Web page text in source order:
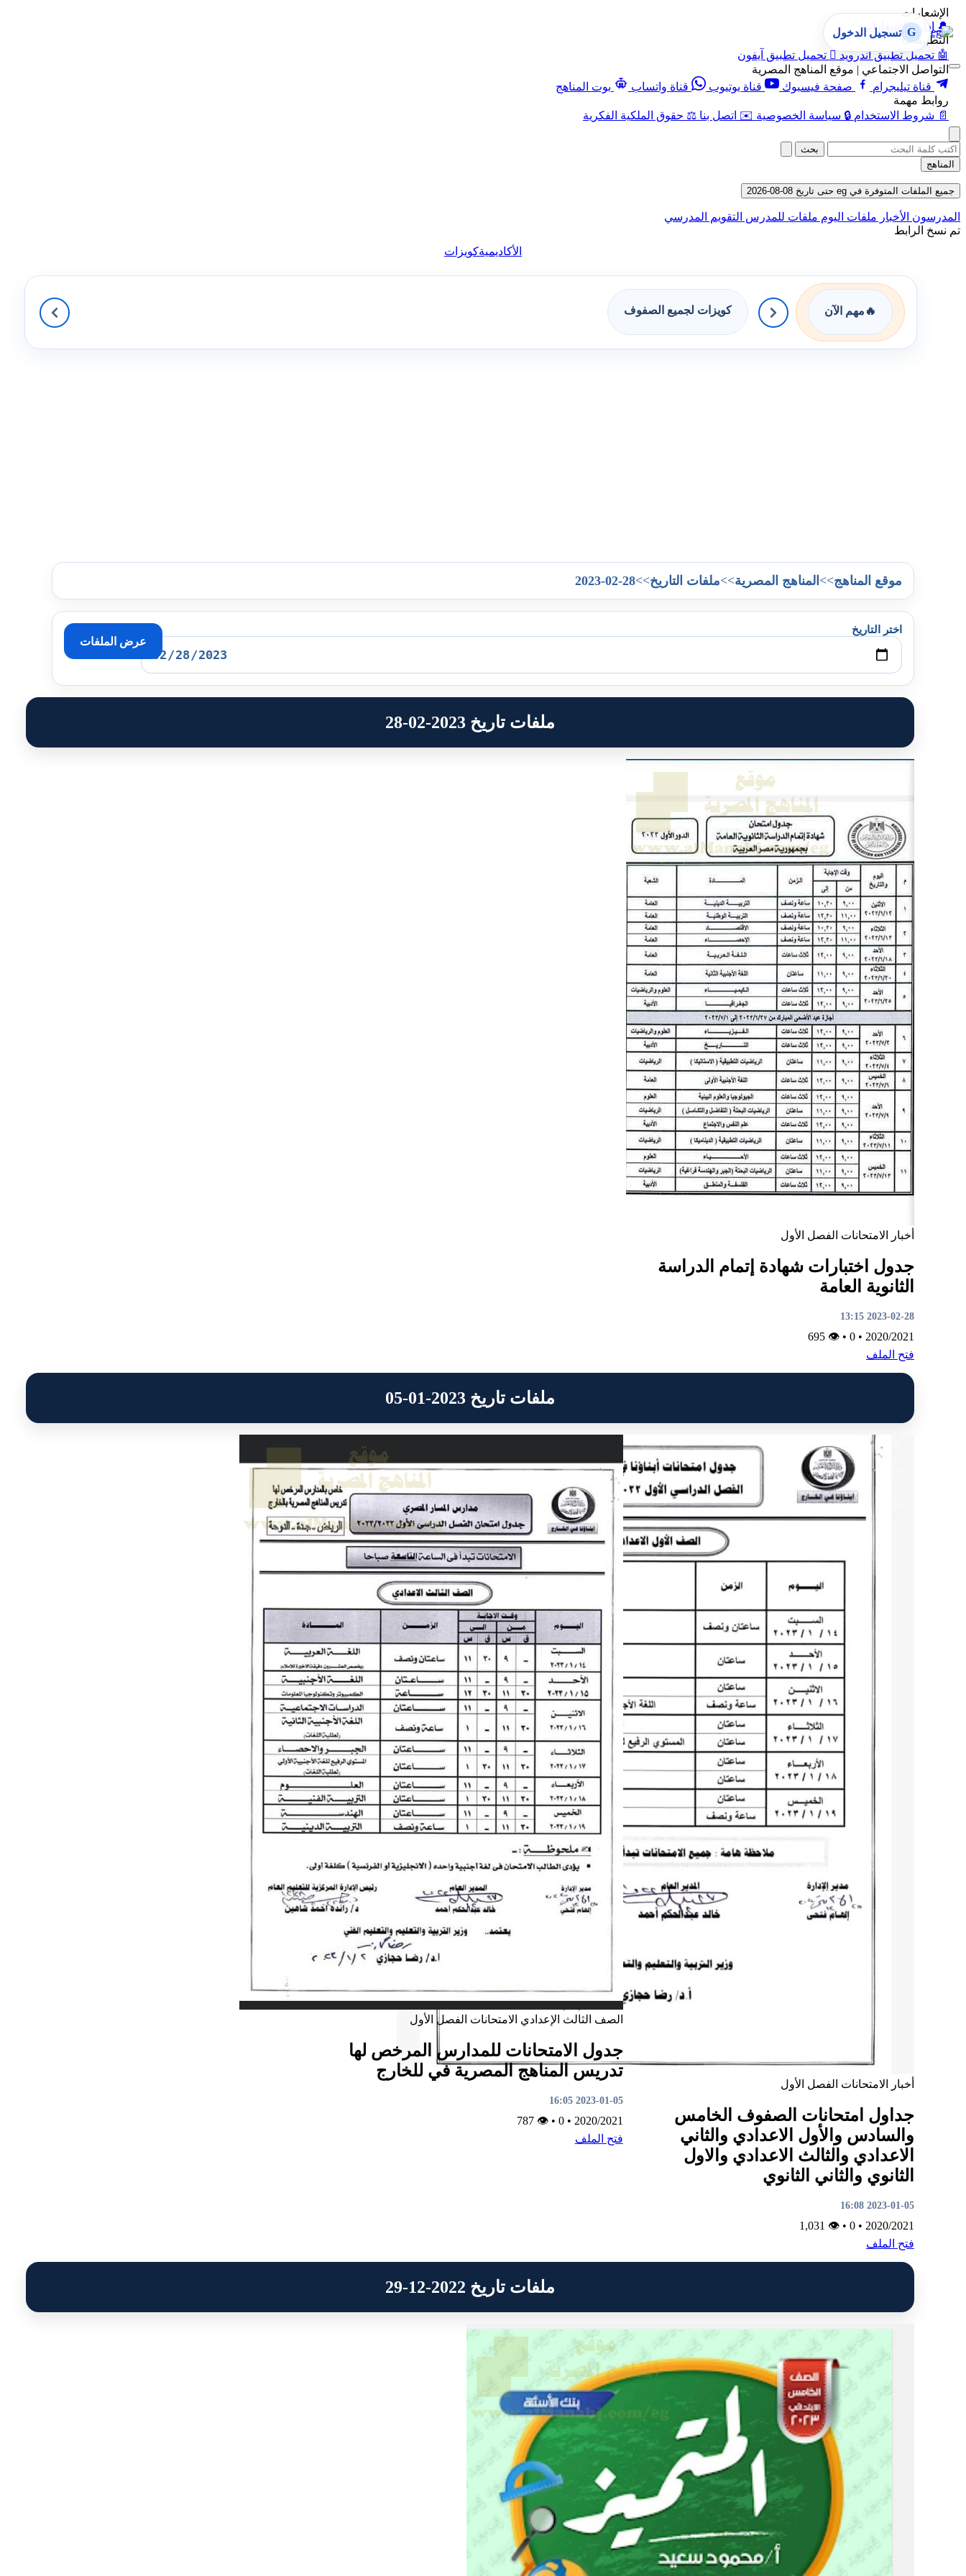
الإشعارات
🔔 إدارة الإشعارات
التطبيقات
🤖 تحميل تطبيق أندرويد  تحميل تطبيق آيفون
التواصل الاجتماعي | موقع المناهج المصرية
قناة تيليجرام
صفحة فيسبوك قناة يوتيوب قناة واتساب
بوت المناهج
روابط مهمة
📄 شروط الاستخدام 🔒 سياسة الخصوصية ✉️ اتصل بنا ⚖️ حقوق الملكية الفكرية
G تسجيل الدخول
بحث
المناهج
جميع الملفات المتوفرة في eg حتى تاريخ 08-08-2026
المدرسون الأخبار ملفات اليوم ملفات للمدرس التقويم المدرسي
تم نسخ الرابط
الأكاديميةكويزات
🔥 مهم الآن كويزات لجميع الصفوف
موقع المناهج>> المناهج المصرية>>ملفات التاريخ>>
2023-02-28
اختر التاريخ
عرض الملفات
ملفات تاريخ 2023-02-28
أخبار الامتحانات الفصل الأول
جدول اختبارات شهادة إتمام الدراسة
الثانوية العامة
2023-02-28 13:15
2020/2021
•
•
👁 695
فتح الملف
ملفات تاريخ 2023-01-05
أخبار الامتحانات الفصل الأول
جداول امتحانات الصفوف الخامس
والسادس والأول الاعدادي والثاني
الاعدادي والثالث الاعدادي والاول
الثانوي والثاني الثانوي
2023-01-05 16:08
2020/2021
•
•
👁 1,031
فتح الملف
الصف الثالث الإعدادي الامتحانات الفصل الأول
جدول الامتحانات للمدارس المرخص لها
تدريس المناهج المصرية في للخارج
2023-01-05 16:05
2020/2021
•
0
•
👁 787
فتح الملف
ملفات تاريخ 2022-12-29